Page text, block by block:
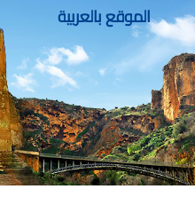
الموقع بالعربية